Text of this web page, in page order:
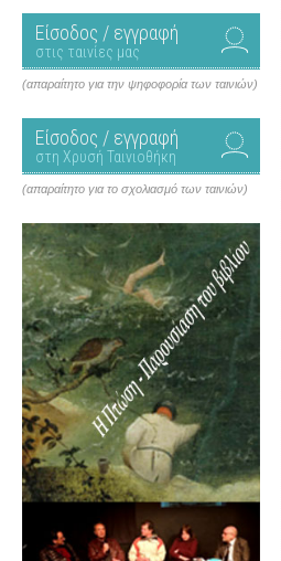
Είσοδος / εγγραφή
στις ταινίες μας
(απαραίτητο για την ψηφοφορία των ταινιών)
Είσοδος / εγγραφή
στη Χρυσή Ταινιοθήκη
(απαραίτητο για το σχολιασμό των ταινιών)